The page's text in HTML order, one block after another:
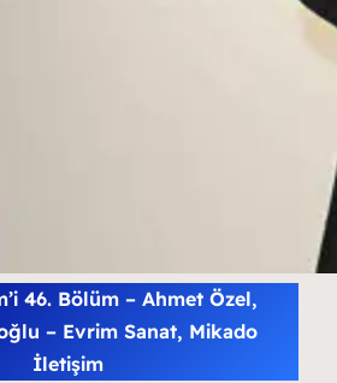
46. Bölüm – Ahmet Özel,
– Evrim Sanat, Mikado
İletişim